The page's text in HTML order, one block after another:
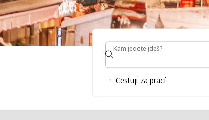
Zůstaňte s námi a objevte sváteční
Kam jedete jdeš?
Kam jedete jdeš?
Cestuji za prací